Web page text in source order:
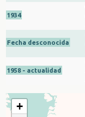
1934
Fecha desconocida
1958 - actualidad
+